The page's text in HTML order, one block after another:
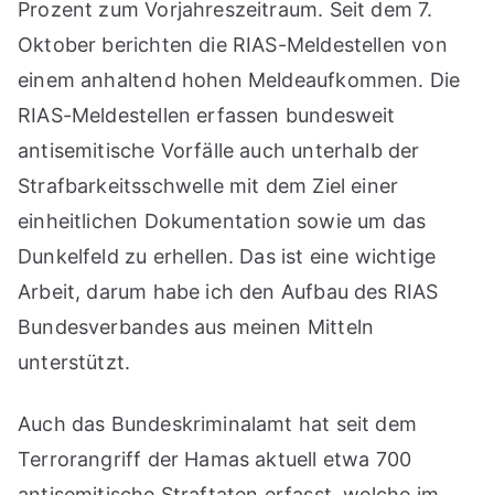
Prozent zum Vorjahreszeitraum. Seit dem 7.
Oktober berichten die RIAS-Meldestellen von
einem anhaltend hohen Meldeaufkommen. Die
RIAS-Meldestellen erfassen bundesweit
antisemitische Vorfälle auch unterhalb der
Strafbarkeitsschwelle mit dem Ziel einer
einheitlichen Dokumentation sowie um das
Dunkelfeld zu erhellen. Das ist eine wichtige
Arbeit, darum habe ich den Aufbau des RIAS
Bundesverbandes aus meinen Mitteln
unterstützt.
Auch das Bundeskriminalamt hat seit dem
Terrorangriff der Hamas aktuell etwa 700